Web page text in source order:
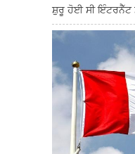
ਸ਼ੁਰੂ ਹੋਈ ਸੀ ਇੰਟਰਨੈੱਟ